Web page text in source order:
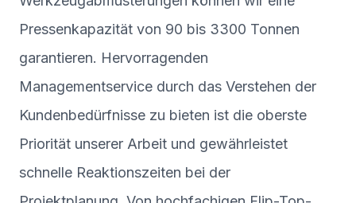
Pressenkapazität von 90 bis 3300 Tonnen
garantieren. Hervorragenden
Managementservice durch das Verstehen der
Kundenbedürfnisse zu bieten ist die oberste
Priorität unserer Arbeit und gewährleistet
schnelle Reaktionszeiten bei der